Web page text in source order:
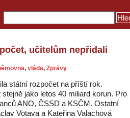
učitelům nepřidali
, vláda, Zprávy
státní rozpočet na příští rok.
jako letos 40 miliard korun. Pro
ANO, ČSSD a KSČM. Ostatní
Votava a Kateřina Valachová